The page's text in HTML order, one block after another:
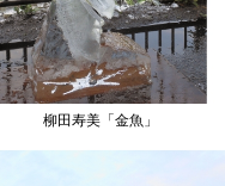
柳田寿美「金魚」